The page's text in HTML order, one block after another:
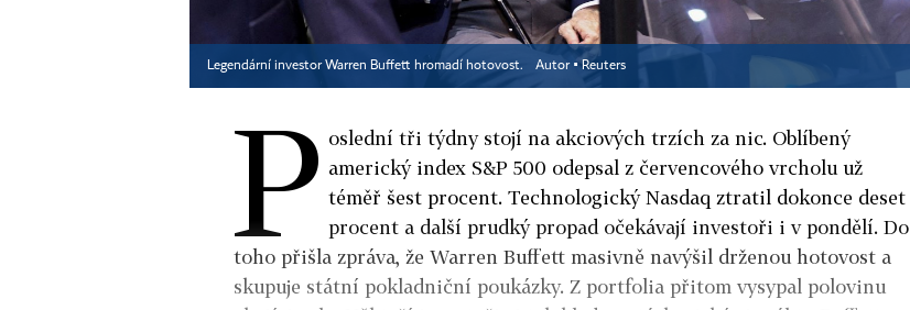
Legendární investor Warren Buffett hromadí hotovost. Autor ▪Reuters
P oslední tři týdny stojí na akciových trzích za nic. Oblíbený
americký index S&P 500 odepsal z červencového vrcholu už
téměř šest procent. Technologický Nasdaq ztratil dokonce deset
procent a další prudký propad očekávají investoři i v pondělí. Do
toho přišla zpráva, že Warren Buffett masivně navýšil drženou hotovost a
skupuje státní pokladniční poukázky. Z portfolia přitom vysypal polovinu